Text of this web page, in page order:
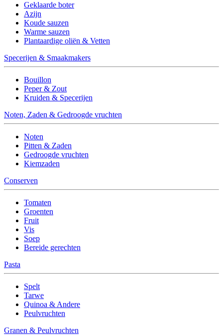
Geklaarde boter
Azijn
Koude sauzen
Warme sauzen
Plantaardige oliën & Vetten
Specerijen & Smaakmakers
Bouillon
Peper & Zout
Kruiden & Specerijen
Noten, Zaden & Gedroogde vruchten
Noten
Pitten & Zaden
Gedroogde vruchten
Kiemzaden
Conserven
Tomaten
Groenten
Fruit
Vis
Soep
Bereide gerechten
Pasta
Spelt
Tarwe
Quinoa & Andere
Peulvruchten
Granen & Peulvruchten